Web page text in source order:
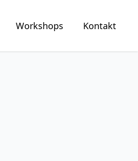
Workshops Kontakt